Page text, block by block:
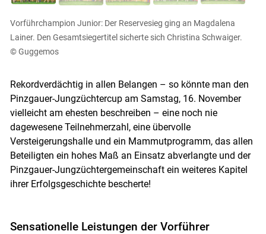
Vorführchampion Junior: Der Reservesieg ging an Magdalena
Lainer. Den Gesamtsiegertitel sicherte sich Christina Schwaiger.
© Guggemos
Rekordverdächtig in allen Belangen – so könnte man den
Pinzgauer-Jungzüchtercup am Samstag, 16. November
vielleicht am ehesten beschreiben – eine noch nie
dagewesene Teilnehmerzahl, eine übervolle
Versteigerungshalle und ein Mammutprogramm, das allen
Beteiligten ein hohes Maß an Einsatz abverlangte und der
Pinzgauer-Jungzüchtergemeinschaft ein weiteres Kapitel
ihrer Erfolgsgeschichte bescherte!
Sensationelle Leistungen der Vorführer